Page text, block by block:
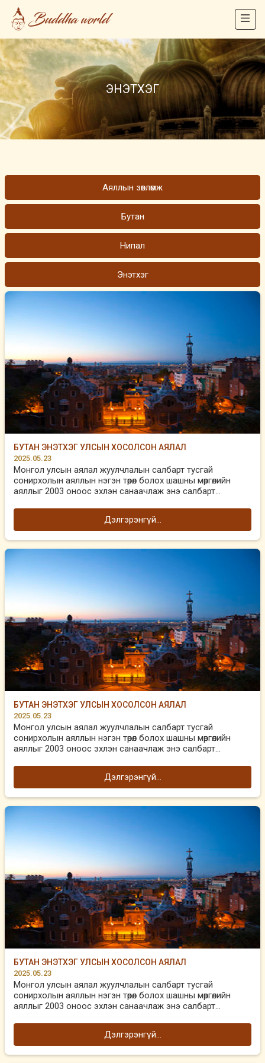
ЭНЭТХЭГ
Аяллын зөвлөмж
Бутан
Нипал
Энэтхэг
БУТАН ЭНЭТХЭГ УЛСЫН ХОСОЛСОН АЯЛАЛ
2025.05.23
Монгол улсын аялал жуулчлалын салбарт тусгай
сонирхолын аяллын нэгэн төрөл болох шашны мөргөлийн
аяллыг 2003 оноос эхлэн санаачлаж энэ салбарт...
Дэлгэрэнгүй...
БУТАН ЭНЭТХЭГ УЛСЫН ХОСОЛСОН АЯЛАЛ
2025.05.23
Монгол улсын аялал жуулчлалын салбарт тусгай
сонирхолын аяллын нэгэн төрөл болох шашны мөргөлийн
аяллыг 2003 оноос эхлэн санаачлаж энэ салбарт...
Дэлгэрэнгүй...
БУТАН ЭНЭТХЭГ УЛСЫН ХОСОЛСОН АЯЛАЛ
2025.05.23
Монгол улсын аялал жуулчлалын салбарт тусгай
сонирхолын аяллын нэгэн төрөл болох шашны мөргөлийн
аяллыг 2003 оноос эхлэн санаачлаж энэ салбарт...
Дэлгэрэнгүй...